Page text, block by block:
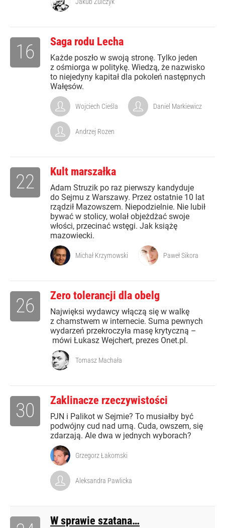
Saga rodu Lecha
Każde poszło w swoją stronę. Tylko jeden
z ośmiorga w politykę. Wiedzą, że nazwisko
to niejedyny kapitał dla pokoleń następnych
Wałęsów.
16
Wojciech Cieśla Daniel Markiewicz
Andrzej Rozen
Kult marszałka
Adam Struzik po raz pierwszy kandyduje
do Sejmu z Warszawy. Przez ostatnie 10 lat
rządził Mazowszem. Niepodzielnie. Nie lubił
bywać w stolicy, wolał objeżdżać swoje
włości, przecinać wstęgi. Jak książę
mazowiecki.
22
Michał Krzymowski Paweł Sikora
Zero tolerancji dla obelg
Najwięksi wydawcy włączą się w walkę
z chamstwem w internecie. Suma pewnych
wydarzeń przekroczyła masę krytyczną –
mówi Łukasz Wejchert, prezes Onet.pl.
26
Tomasz Machała
Zaklinacze rzeczywistości
PJN i Palikot w Sejmie? To musiałby być
podwójny cud nad urną. Cuda, owszem, się
zdarzają. Ale dwa w jednych wyborach?
30
Grzegorz Łakomski
Aleksandra Pawlicka
W sprawie szatana…